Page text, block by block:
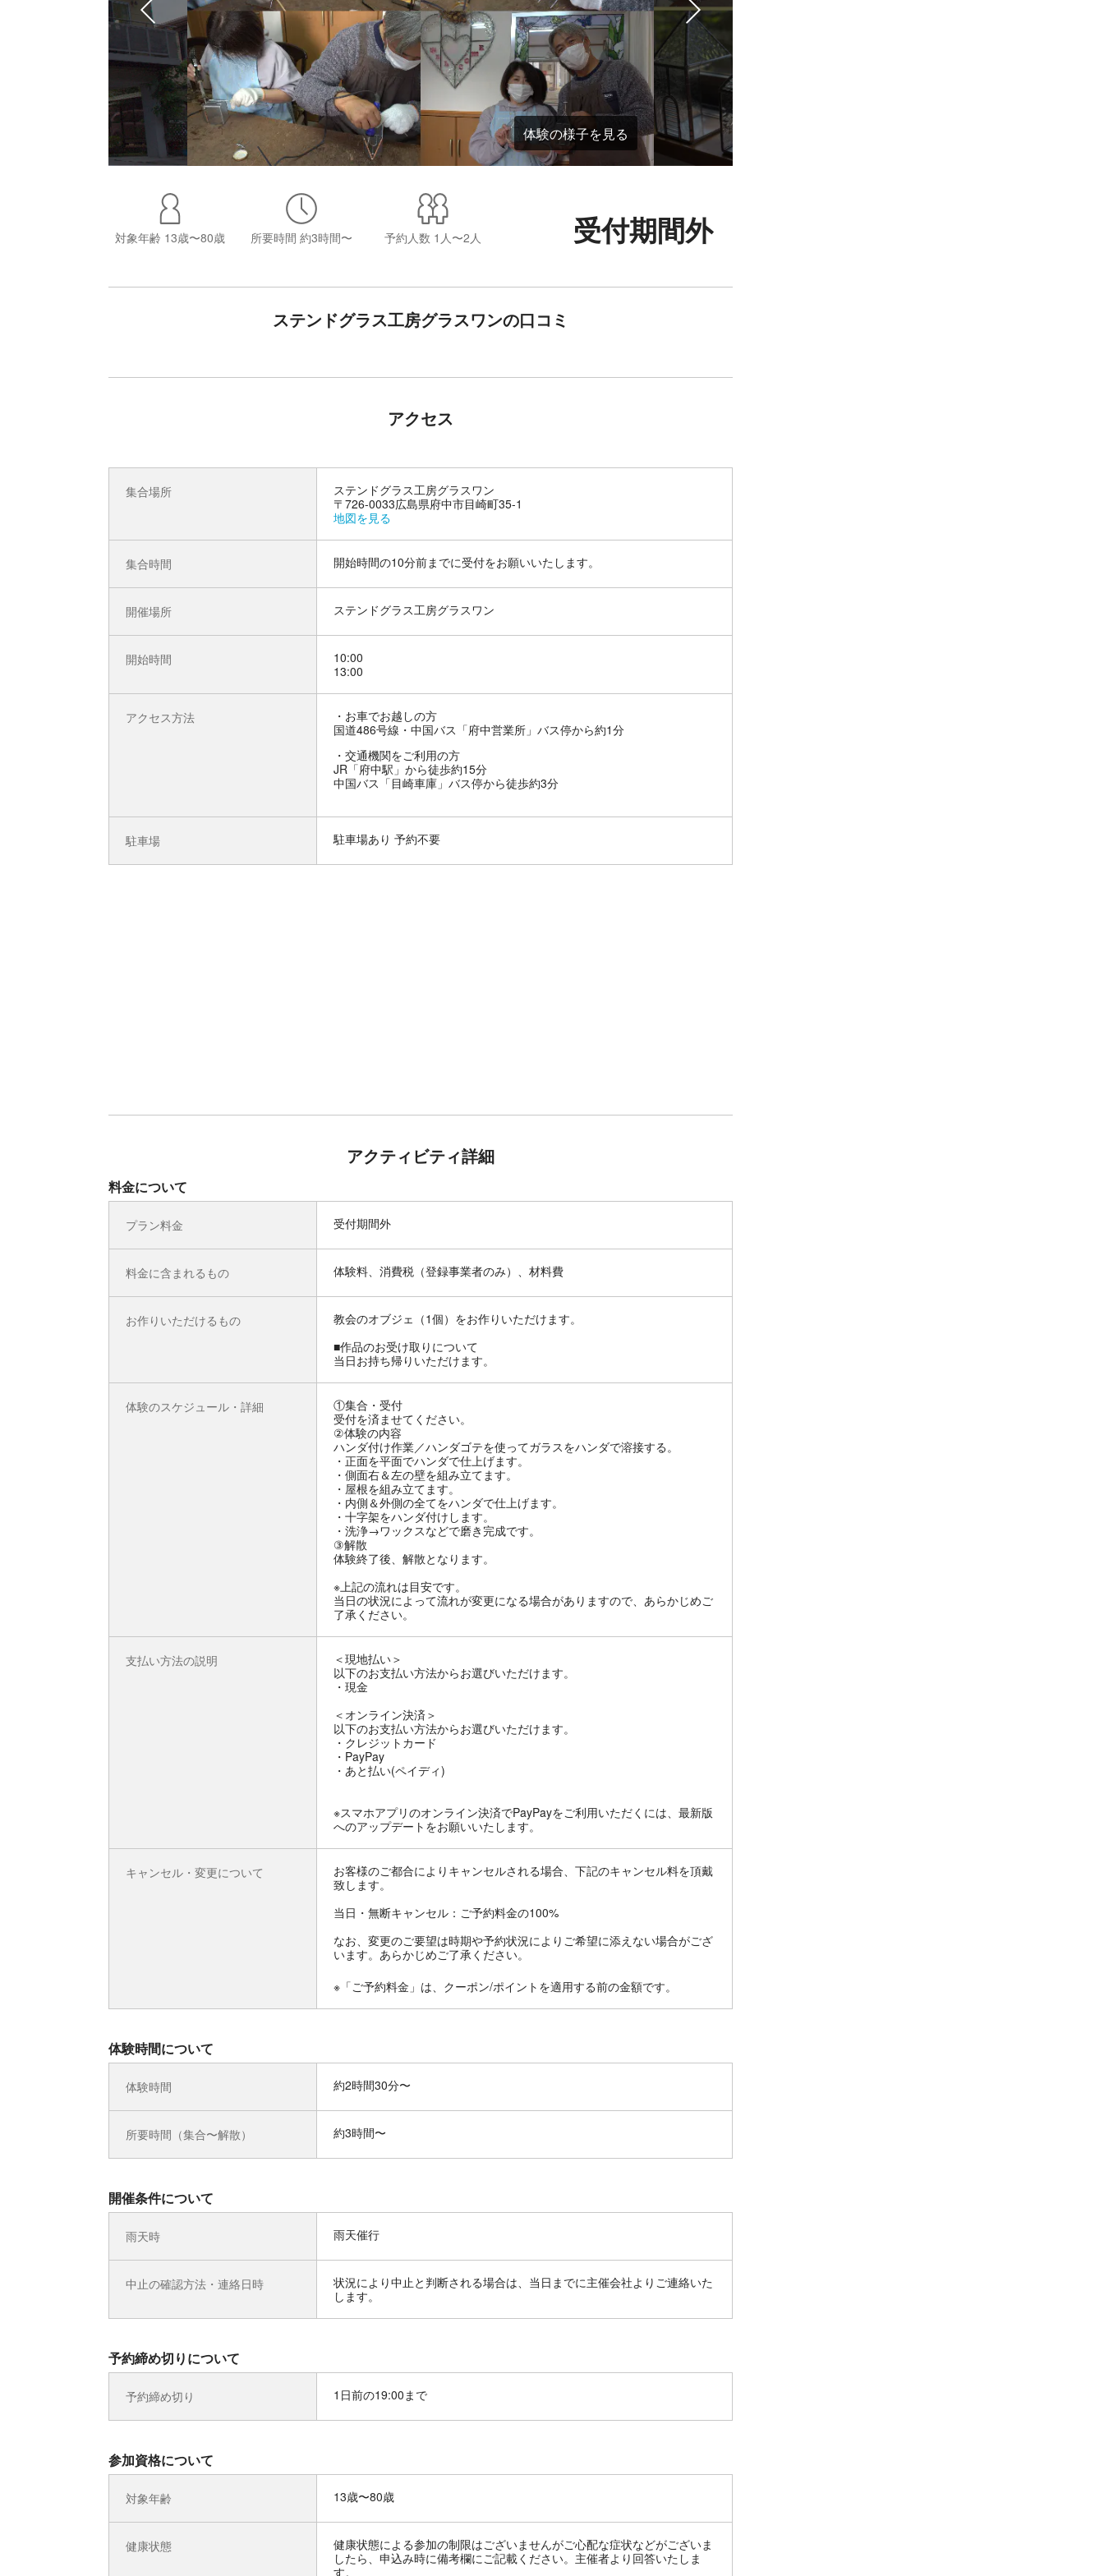
体験の様子を見る
対象年齢 13歳〜80歳 所要時間 約3時間〜 予約人数 1人〜2人 受付期間外
ステンドグラス工房グラスワンの口コミ
アクセス
集合場所
ステンドグラス工房グラスワン
〒726-0033広島県府中市目崎町35-1
地図を見る
集合時間 開始時間の10分前までに受付をお願いいたします。
開催場所 ステンドグラス工房グラスワン
開始時間
10:00
13:00
アクセス方法
お車でお越しの方
国道486号線・中国バス「府中営業所」バス停から約1分
交通機関をご利用の方
JR「府中駅」から徒歩約15分
中国バス「目崎車庫」バス停から徒歩約3分
駐車場 駐車場あり 予約不要
アクティビティ詳細
料金について
プラン料金 受付期間外
料金に含まれるもの 体験料、消費税（登録事業者のみ）、材料費
お作りいただけるもの
教会のオブジェ（1個）をお作りいただけます。
■作品のお受け取りについて
当日お持ち帰りいただけます。
体験のスケジュール・詳細
①集合・受付
受付を済ませてください。
②体験の内容
ハンダ付け作業／ハンダゴテを使ってガラスをハンダで溶接する。
・正面を平面でハンダで仕上げます。
・側面右＆左の壁を組み立てます。
・屋根を組み立てます。
・内側＆外側の全てをハンダで仕上げます。
・十字架をハンダ付けします。
・洗浄→ワックスなどで磨き完成です。
③解散
体験終了後、解散となります。
※上記の流れは目安です。
当日の状況によって流れが変更になる場合がありますので、あらかじめご
了承ください。
支払い方法の説明
＜現地払い＞
以下のお支払い方法からお選びいただけます。
・現金
＜オンライン決済＞
以下のお支払い方法からお選びいただけます。
・クレジットカード
・PayPay
・あと払い(ペイディ)
※スマホアプリのオンライン決済でPayPayをご利用いただくには、最新版
へのアップデートをお願いいたします。
キャンセル・変更について
お客様のご都合によりキャンセルされる場合、下記のキャンセル料を頂戴
致します。
当日・無断キャンセル：ご予約料金の100%
なお、変更のご要望は時期や予約状況によりご希望に添えない場合がござ
います。あらかじめご了承ください。
※「ご予約料金」は、クーポン/ポイントを適用する前の金額です。
体験時間について
体験時間 約2時間30分〜
所要時間（集合〜解散） 約3時間〜
開催条件について
雨天時 雨天催行
中止の確認方法・連絡日時
状況により中止と判断される場合は、当日までに主催会社よりご連絡いた
します。
予約締め切りについて
予約締め切り 1日前の19:00まで
参加資格について
対象年齢 13歳〜80歳
健康状態
健康状態による参加の制限はございませんがご心配な症状などがございま
したら、申込み時に備考欄にご記載ください。主催者より回答いたしま
す。